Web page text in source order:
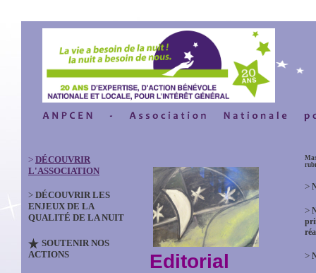
> DÉCOUVRIR
L'ASSOCIATION
> DÉCOUVRIR LES
ENJEUX DE LA
QUALITÉ DE LA NUIT
SOUTENIR NOS
ACTIONS
Editorial
>
>
>